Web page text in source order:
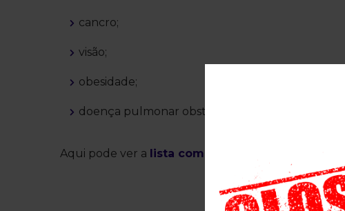
cancro;
visão;
obesidade;
doença pulmonar obstrutiva crónica.
Aqui pode ver a lista completa de doenças